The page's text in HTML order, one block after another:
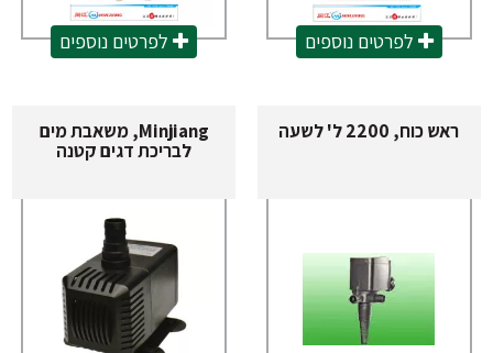
לפרטים נוספים לפרטים נוספים
ראש כוח, 2200 ל' לשעה
Minjiang, משאבת מים
לבריכת דגים קטנה